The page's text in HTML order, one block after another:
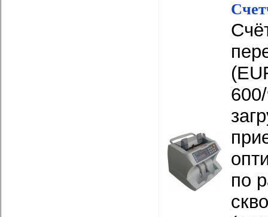
по